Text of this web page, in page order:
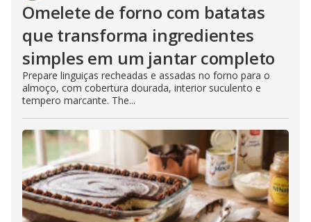
Omelete de forno com batatas
que transforma ingredientes
simples em um jantar completo
Prepare linguiças recheadas e assadas no forno para o
almoço, com cobertura dourada, interior suculento e
tempero marcante. The...